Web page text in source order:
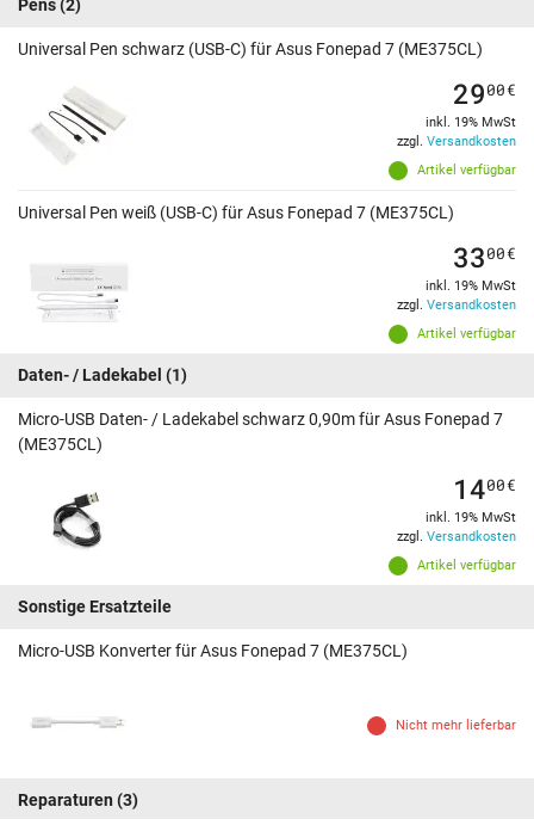
Pens(2)
Universal Pen schwarz (USB-C) für Asus Fonepad 7 (ME375CL)
Artikel verfügbar
2900€
inkl. 19% MwSt
zzgl. Versandkosten
Universal Pen weiß (USB-C) für Asus Fonepad 7 (ME375CL)
Artikel verfügbar
3300€
inkl. 19% MwSt
zzgl. Versandkosten
Daten- / Ladekabel (1)
Micro-USB Daten- / Ladekabel schwarz 0,90m für Asus Fonepad 7
(ME375CL)
Artikel verfügbar
1400€
inkl. 19% MwSt
zzgl. Versandkosten
Sonstige Ersatzteile
Micro-USB Konverter für Asus Fonepad 7 (ME375CL)
Nicht mehr lieferbar
Reparaturen (3)